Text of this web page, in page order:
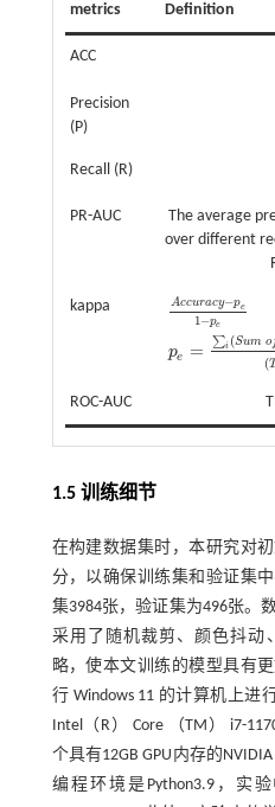
metrics
Definition
ACC
Precision
(P)
Recall (R)
PR-AUC
The average
over different
kappa Accuracy−pe
1−pe
pe = ∑i (Sum o
(T
cy pe1-p
ROC-AUC
1.5 训练细节
在构建数据集时，本研究对
分，以确保训练集和验证集
集3984张，验证集为496张。
采用了随机裁剪、颜色抖动
略，使本文训练的模型具有
行 Windows 11 的计算机上进
Intel（R） Core （TM） i7-
个具有12GB GPU内存的
编程环境是Python3.9，实